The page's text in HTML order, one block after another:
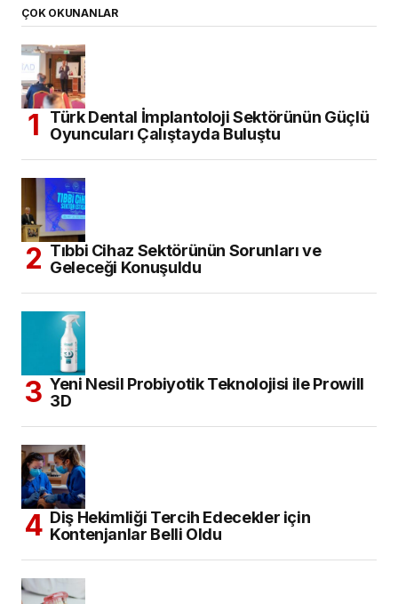
ÇOK OKUNANLAR
Türk Dental İmplantoloji Sektörünün Güçlü
Oyuncuları Çalıştayda Buluştu
Tıbbi Cihaz Sektörünün Sorunları ve
Geleceği Konuşuldu
Yeni Nesil Probiyotik Teknolojisi ile Prowill
3D
Diş Hekimliği Tercih Edecekler için
Kontenjanlar Belli Oldu